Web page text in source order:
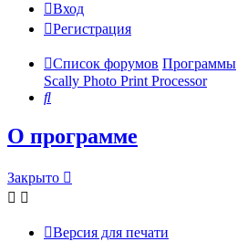
Вход
Регистрация
Список форумов Программы
Scally Photo Print Processor
Поиск
О программе
Закрыто
Версия для печати